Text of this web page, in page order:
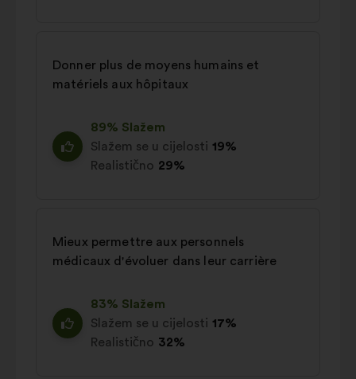
Donner plus de moyens humains et
matériels aux hôpitaux
89% Slažem
Slažem se u cijelosti 19%
Realistično 29%
Mieux permettre aux personnels
médicaux d'évoluer dans leur carrière
83% Slažem
Slažem se u cijelosti 17%
Realistično 32%